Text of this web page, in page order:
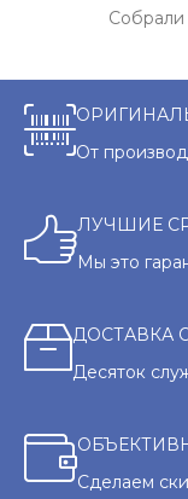
Собрали
От
ЛУЧШИЕ
Мы это
ДОСТАВКА
Десяток
Сделаем